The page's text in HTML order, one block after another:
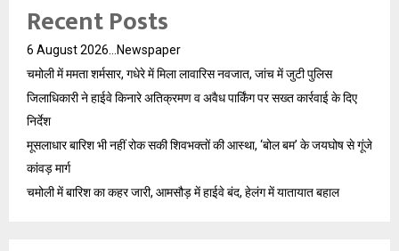
Recent Posts
6 August 2026…Newspaper
चमोली में ममता शर्मसार, गधेरे में मिला लावारिस नवजात, जांच में जुटी पुलिस
जिलाधिकारी ने हाईवे किनारे अतिक्रमण व अवैध पार्किंग पर सख्त कार्रवाई के दिए
निर्देश
मूसलाधार बारिश भी नहीं रोक सकी शिवभक्तों की आस्था, ‘बोल बम’ के जयघोष से गूंजे
कांवड़ मार्ग
चमोली में बारिश का कहर जारी, आमसौड़ में हाईवे बंद, हेलंग में यातायात बहाल